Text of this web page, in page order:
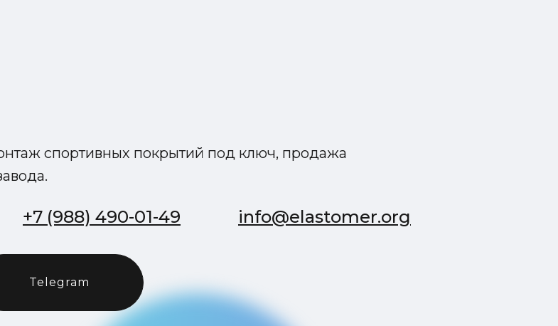
info@elastomer.org
+7 (988) 490-01-49
спортивных покрытий под ключ, продажа
Telegram